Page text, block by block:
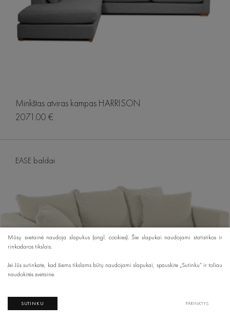
Minkštas atviras kampas HARRISON
2071.00 €
EASE baldai
Mūsų svetainė naudoja slapukus (angl. cookies). Šie slapukai naudojami statistikos ir
rinkodaros tikslais.
Jei Jūs sutinkate, kad šiems tikslams būtų naudojami slapukai, spauskite „Sutinku“ ir toliau
naudokitės svetaine.
SUTINKU PARINKTYS